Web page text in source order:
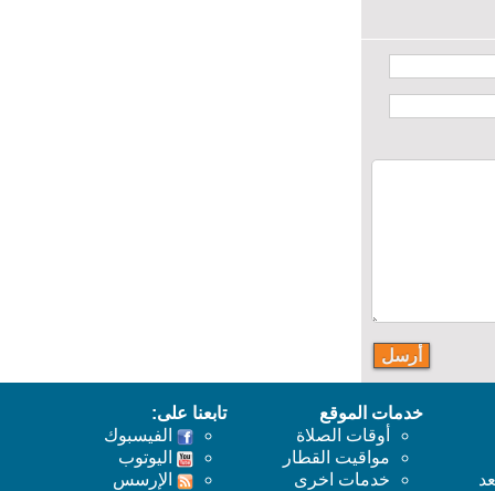
خدمات الموقع
أوقات الصلاة
مواقيت القطار
خدمات اخرى
تابعنا على:
الفيسبوك
اليوتوب
اﻹرسس